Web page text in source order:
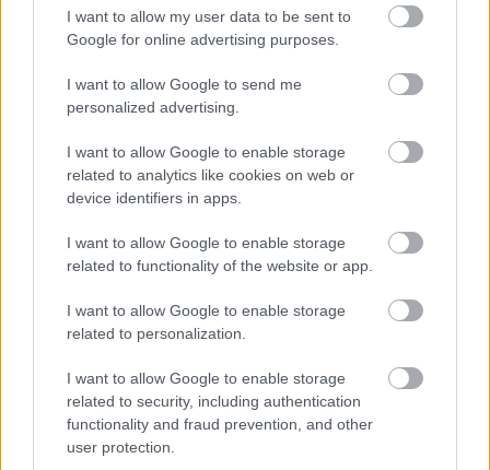
I want to allow my user data to be sent to
Google for online advertising purposes.
I want to allow Google to send me
personalized advertising.
I want to allow Google to enable storage
related to analytics like cookies on web or
device identifiers in apps.
I want to allow Google to enable storage
related to functionality of the website or app.
I want to allow Google to enable storage
related to personalization.
I want to allow Google to enable storage
related to security, including authentication
functionality and fraud prevention, and other
user protection.
Megosztás